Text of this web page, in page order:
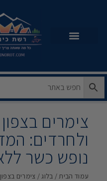
צימרים
ולחרדים:
נופש כשר
עמוד הבית/ בלוג/ צימרים